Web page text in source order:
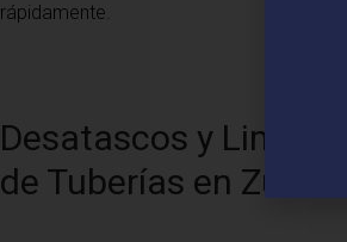
rápidamente.
Desatascos y Limpieza
de Tuberías en Zuera